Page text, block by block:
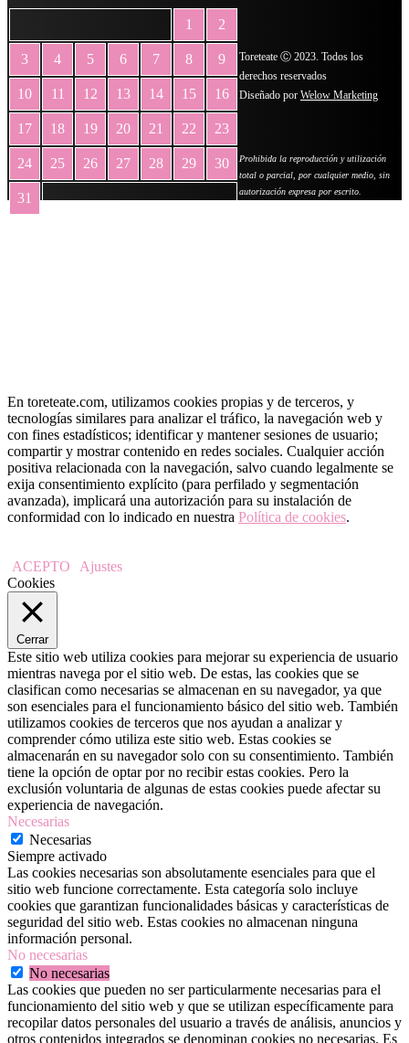
1 2
3 4 5 6 7 8 9
10 11 12 13 14 15 16
17 18 19 20 21 22 23
24 25 26 27 28 29 30
31
Toreteate Ⓒ 2023. Todos los
derechos reservados
Diseñado por Welow Marketing
Prohibida la reproducción y utilización
total o parcial, por cualquier medio, sin
autorización expresa por escrito.
En toreteate.com, utilizamos cookies propias y de terceros, y
tecnologías similares para analizar el tráfico, la navegación web y
con fines estadísticos; identificar y mantener sesiones de usuario;
compartir y mostrar contenido en redes sociales. Cualquier acción
positiva relacionada con la navegación, salvo cuando legalmente se
exija consentimiento explícito (para perfilado y segmentación
avanzada), implicará una autorización para su instalación de
conformidad con lo indicado en nuestra Política de cookies.
ACEPTO
Ajustes
Cookies
Cerrar
Este sitio web utiliza cookies para mejorar su experiencia de usuario
mientras navega por el sitio web. De estas, las cookies que se
clasifican como necesarias se almacenan en su navegador, ya que
son esenciales para el funcionamiento básico del sitio web. También
utilizamos cookies de terceros que nos ayudan a analizar y
comprender cómo utiliza este sitio web. Estas cookies se
almacenarán en su navegador solo con su consentimiento. También
tiene la opción de optar por no recibir estas cookies. Pero la
exclusión voluntaria de algunas de estas cookies puede afectar su
experiencia de navegación.
Necesarias
Necesarias
Siempre activado
Las cookies necesarias son absolutamente esenciales para que el
sitio web funcione correctamente. Esta categoría solo incluye
cookies que garantizan funcionalidades básicas y características de
seguridad del sitio web. Estas cookies no almacenan ninguna
información personal.
No necesarias
No necesarias
Las cookies que pueden no ser particularmente necesarias para el
funcionamiento del sitio web y que se utilizan específicamente para
recopilar datos personales del usuario a través de análisis, anuncios y
otros contenidos integrados se denominan cookies no necesarias. Es